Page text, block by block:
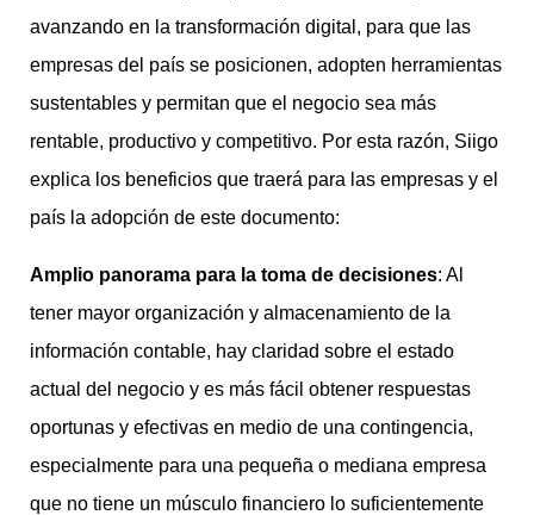
avanzando en la transformación digital, para que las
empresas del país se posicionen, adopten herramientas
sustentables y permitan que el negocio sea más
rentable, productivo y competitivo. Por esta razón, Siigo
explica los beneficios que traerá para las empresas y el
país la adopción de este documento:
Amplio panorama para la toma de decisiones: Al
tener mayor organización y almacenamiento de la
información contable, hay claridad sobre el estado
actual del negocio y es más fácil obtener respuestas
oportunas y efectivas en medio de una contingencia,
especialmente para una pequeña o mediana empresa
que no tiene un músculo financiero lo suficientemente